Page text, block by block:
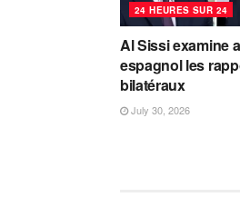
24 HEURES SUR 24
Al Sissi examine
espagnol les
bilatéraux
July 30, 2026